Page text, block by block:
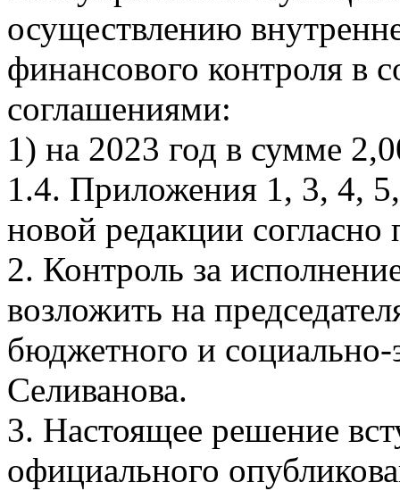
осуществлению
финансового контроля в
соглашениями:
1) на 2023 год в сумме
1.4. Приложения 1, 3, 4,
новой редакции
2. Контроль за
возложить на
бюджетного и
Селиванова.
3. Настоящее решение
официального